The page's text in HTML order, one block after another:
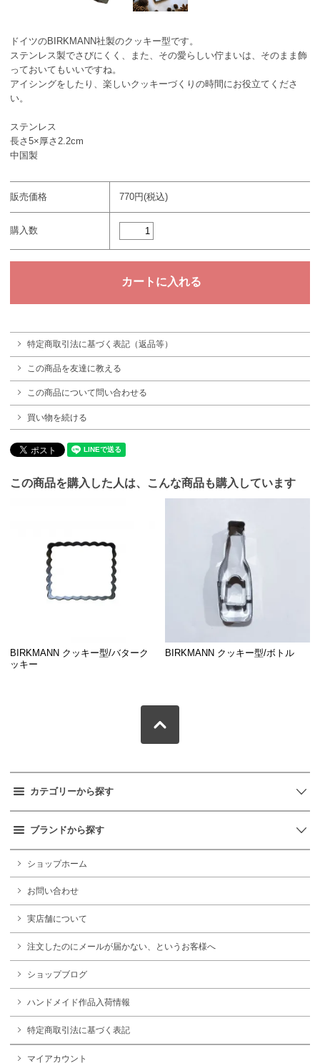
ドイツのBIRKMANN社製のクッキー型です。
ステンレス製でさびにくく、また、その愛らしい佇まいは、そのまま飾
っておいてもいいですね。
アイシングをしたり、楽しいクッキーづくりの時間にお役立てくださ
い。
ステンレス
長さ5×厚さ2.2cm
中国製
販売価格 770円(税込)
購入数
特定商取引法に基づく表記（返品等）
この商品を友達に教える
この商品について問い合わせる
買い物を続ける
この商品を購入した人は、こんな商品も購入しています
BIRKMANN クッキー型/バターク
ッキー
BIRKMANN クッキー型/ボトル
カテゴリーから探す
ブランドから探す
ショップホーム
お問い合わせ
実店舗について
注文したのにメールが届かない、というお客様へ
ショップブログ
ハンドメイド作品入荷情報
特定商取引法に基づく表記
マイアカウント